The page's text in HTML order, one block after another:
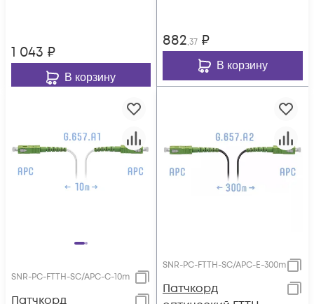
1 043 ₽
В корзину
882,37 ₽
В корзину
SNR-PC-FTTH-SC/APC-C-10m
Патчкорд
SNR-PC-FTTH-SC/APC-E-300m
Патчкорд